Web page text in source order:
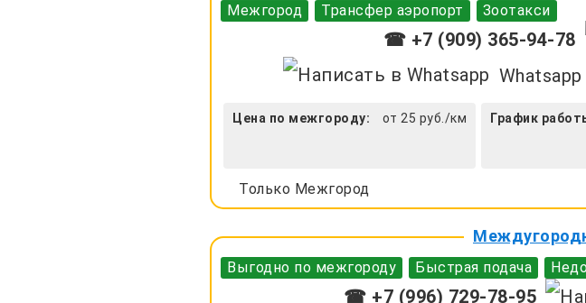
Межгород Трансфер аэропорт Зоотакси
☎ +7 (909) 365-94-78
Whatsapp
Цена по межгороду: от 25 руб./км График
Только Межгород
Выгодно по межгороду Быстрая подача
☎ +7 (996) 729-78-95